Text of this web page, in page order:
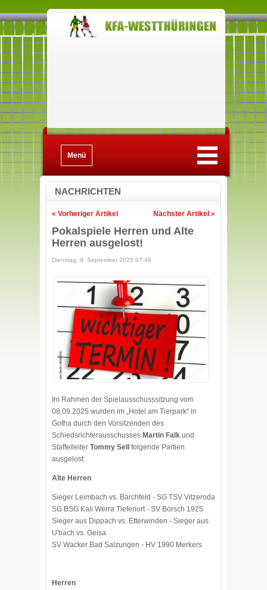
Menü
NACHRICHTEN
Nächster Artikel »
« Vorheriger Artikel
Pokalspiele Herren und Alte
Herren ausgelost!
Dienstag, 9. September 2025 07:49
Im Rahmen der Spielausschusssitzung vom
08.09.2025 wurden im „Hotel am Tierpark“ in
Gotha durch den Vorsitzenden des
Schiedsrichterausschusses Martin Falk und
Staffelleiter Tommy Sell folgende Partien
ausgelost:
Alte Herren
Sieger Leimbach vs. Barchfeld - SG TSV Vitzeroda
SG BSG Kali Werra Tiefenort - SV Borsch 1925
Sieger aus Dippach vs. Etterwinden - Sieger aus
U'bach vs. Geisa
SV Wacker Bad Salzungen - HV 1990 Merkers
Herren